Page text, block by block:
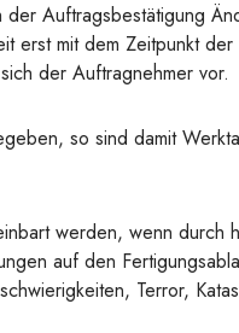
Auftragsbestätigung
erst mit dem Zeitpunkt
der Auftragnehmer vor.
so sind damit
werden, wenn
auf den
Terror,